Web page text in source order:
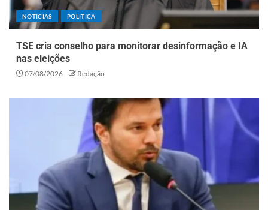
NOTÍCIAS POLÍTICA
TSE cria conselho para monitorar desinformação e IA
nas eleições
07/08/2026 Redação